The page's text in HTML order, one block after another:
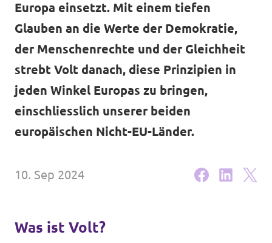
Volt Deutschland
Volt Frankreich
Volt Italien
Volt Niederlande
Volt Portugal
Unsere Events
Wahlen 2026
Familienzeit-Initiative
Medienspiegel
Spenden
Europa einsetzt. Mit einem tiefen
Glauben an die Werte der Demokratie,
der Menschenrechte und der Gleichheit
strebt Volt danach, diese Prinzipien in
jeden Winkel Europas zu bringen,
einschliesslich unserer beiden
europäischen Nicht-EU-Länder.
10. Sep 2024
Was ist Volt?